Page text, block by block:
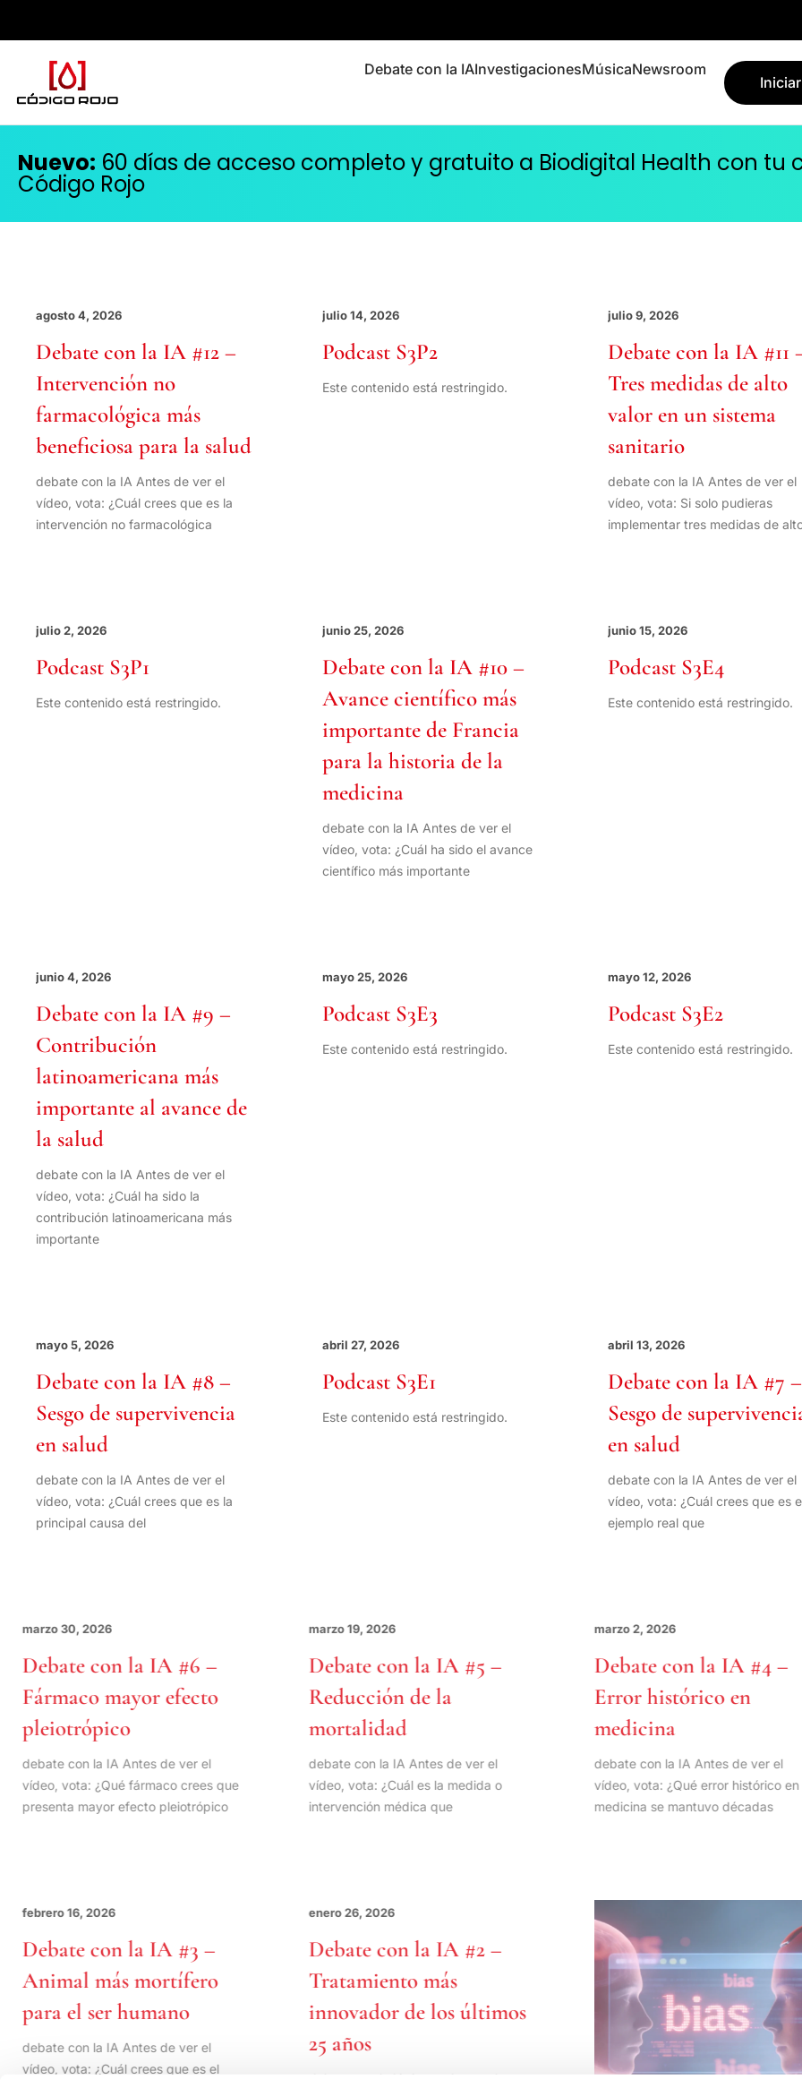
Debate con la IAInvestigacionesMúsicaNewsroom
Nuevo: 60 días de acceso completo y gratuito a Biodigital Health con tu
Código Rojo
agosto 4, 2026
Debate con la IA #12 –
Intervención no
farmacológica más
beneficiosa para la salud
debate con la IA Antes de ver el
vídeo, vota: ¿Cuál crees que es la
intervención no farmacológica
julio 14, 2026
Podcast S3P2
Este contenido está restringido.
julio 9, 2026
Debate con la IA #11
Tres medidas de alto
valor en un sistema
sanitario
debate con la IA Antes de ver el
vídeo, vota: Si solo pudieras
implementar tres medidas de
julio 2, 2026
Podcast S3P1
Este contenido está restringido.
junio 25, 2026
Debate con la IA #10 –
Avance científico más
importante de Francia
para la historia de la
medicina
debate con la IA Antes de ver el
vídeo, vota: ¿Cuál ha sido el avance
científico más importante
junio 15, 2026
Podcast S3E4
Este contenido está restringido.
junio 4, 2026
Debate con la IA #9 –
Contribución
latinoamericana más
importante al avance de
la salud
debate con la IA Antes de ver el
vídeo, vota: ¿Cuál ha sido la
contribución latinoamericana más
importante
mayo 25, 2026
Podcast S3E3
Este contenido está restringido.
mayo 12, 2026
Podcast S3E2
Este contenido está restringido.
mayo 5, 2026
Debate con la IA #8 –
Sesgo de supervivencia
en salud
debate con la IA Antes de ver el
vídeo, vota: ¿Cuál crees que es la
principal causa del
abril 27, 2026
Podcast S3E1
Este contenido está restringido.
abril 13, 2026
Debate con la IA #7 –
Sesgo de
en salud
debate con la IA Antes de ver el
vídeo, vota: ¿Cuál crees que es
ejemplo real que
marzo 30, 2026
Debate con la IA #6 –
Fármaco mayor efecto
pleiotrópico
debate con la IA Antes de ver el
vídeo, vota: ¿Qué fármaco crees que
presenta mayor efecto pleiotrópico
marzo 19, 2026
Debate con la IA #5 –
Reducción de la
mortalidad
debate con la IA Antes de ver el
vídeo, vota: ¿Cuál es la medida o
intervención médica que
marzo 2, 2026
Debate con la IA #4 –
Error histórico en
medicina
debate con la IA Antes de ver el
vídeo, vota: ¿Qué error histórico
medicina se mantuvo décadas
febrero 16, 2026
Debate con la IA #3 –
Animal más mortífero
para el ser humano
debate con la IA Antes de ver el
vídeo, vota: ¿Cuál crees que es el
enero 26, 2026
Debate con la IA #2 –
Tratamiento más
innovador de los últimos
25 años
debate con la IA Antes de ver el